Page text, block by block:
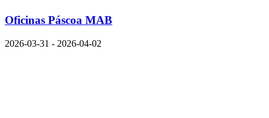
Oficinas Páscoa MAB
2026-03-31 - 2026-04-02